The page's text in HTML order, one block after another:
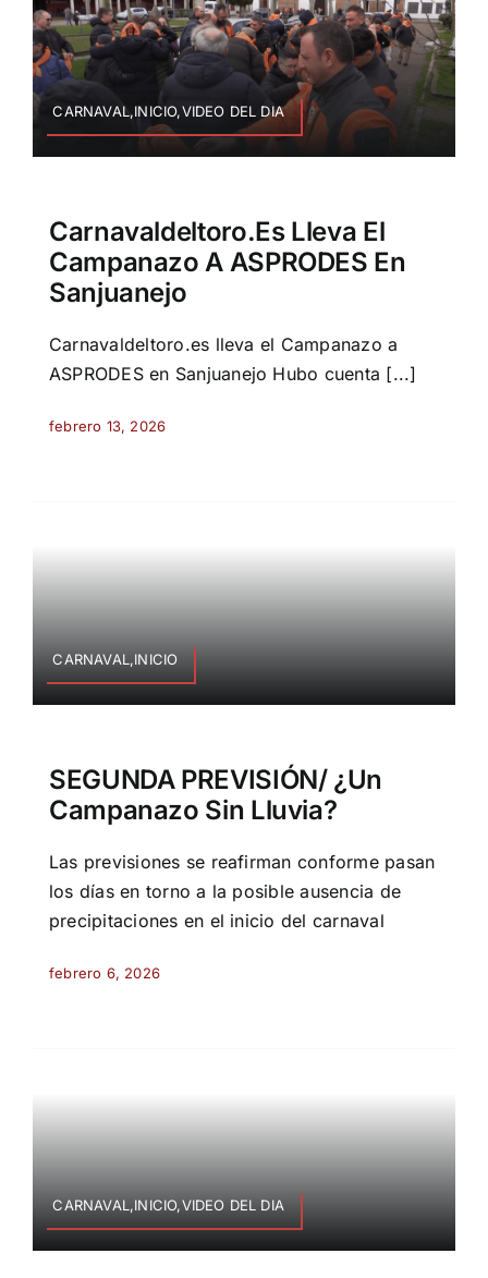
CARNAVAL,INICIO,VIDEO DEL DIA
Carnavaldeltoro.es Lleva El
Campanazo A ASPRODES En
Sanjuanejo
Carnavaldeltoro.es lleva el Campanazo a
ASPRODES en Sanjuanejo Hubo cuenta [...]
febrero 13, 2026
CARNAVAL,INICIO
SEGUNDA PREVISIÓN/ ¿Un
Campanazo Sin Lluvia?
Las previsiones se reafirman conforme pasan
los días en torno a la posible ausencia de
precipitaciones en el inicio del carnaval
febrero 6, 2026
CARNAVAL,INICIO,VIDEO DEL DIA